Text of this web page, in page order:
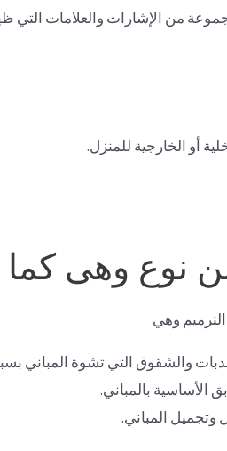
من الإشارات والعلامات
أو الخارجية للمنزل.
نوع وهى
وهي
والشقوق التي تشوة المباني
الأساسية بالمباني.
وتجميل المباني.